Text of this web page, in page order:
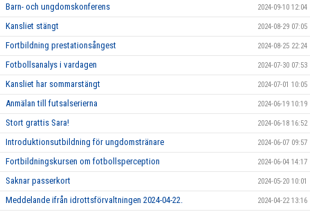
Barn- och ungdomskonferens 2024-09-10 12:04
Kansliet stängt 2024-08-29 07:05
Fortbildning prestationsångest 2024-08-25 22:24
Fotbollsanalys i vardagen 2024-07-30 07:53
Kansliet har sommarstängt 2024-07-01 10:05
Anmälan till futsalserierna 2024-06-19 10:19
Stort grattis Sara! 2024-06-18 16:52
Introduktionsutbildning för ungdomstränare 2024-06-07 09:57
Fortbildningskursen om fotbollsperception 2024-06-04 14:17
Saknar passerkort 2024-05-20 10:01
Meddelande ifrån idrottsförvaltningen 2024-04-22. 2024-04-22 13:16